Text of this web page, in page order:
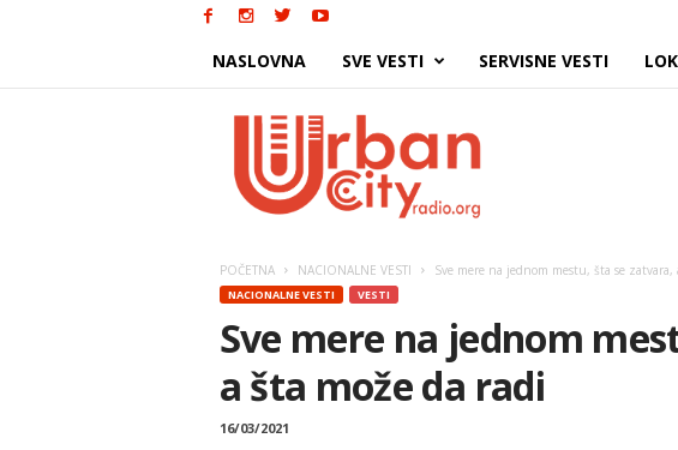
NASLOVNA SVE VESTI SERVISNE VESTI
POČETNA NACIONALNE VESTI Sve mere na jednom mestu, šta se zatvara,
NACIONALNE VESTI VESTI
Sve mere na jednom
a šta može da radi
16/03/2021